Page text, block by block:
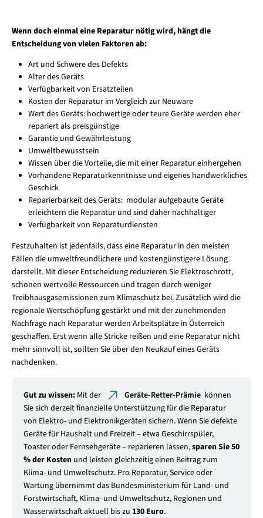
Wenn doch einmal eine Reparatur nötig wird, hängt die
Entscheidung von vielen Faktoren ab:
Art und Schwere des Defekts
Alter des Geräts
Verfügbarkeit von Ersatzteilen
Kosten der Reparatur im Vergleich zur Neuware
Wert des Geräts: hochwertige oder teure Geräte werden eher
repariert als preisgünstige
Garantie und Gewährleistung
Umweltbewusstsein
Wissen über die Vorteile, die mit einer Reparatur einhergehen
Vorhandene Reparaturkenntnisse und eigenes handwerkliches
Geschick
Reparierbarkeit des Geräts: modular aufgebaute Geräte
erleichtern die Reparatur und sind daher nachhaltiger
Verfügbarkeit von Reparaturdiensten
Festzuhalten ist jedenfalls, dass eine Reparatur in den meisten
Fällen die umweltfreundlichere und kostengünstigere Lösung
darstellt. Mit dieser Entscheidung reduzieren Sie Elektroschrott,
schonen wertvolle Ressourcen und tragen durch weniger
Treibhausgasemissionen zum Klimaschutz bei. Zusätzlich wird die
regionale Wertschöpfung gestärkt und mit der zunehmenden
Nachfrage nach Reparatur werden Arbeitsplätze in Österreich
geschaffen. Erst wenn alle Stricke reißen und eine Reparatur nicht
mehr sinnvoll ist, sollten Sie über den Neukauf eines Geräts
nachdenken.
Gut zu wissen: Mit der Geräte-Retter-Prämie können
Sie sich derzeit finanzielle Unterstützung für die Reparatur
von Elektro- und Elektronikgeräten sichern. Wenn Sie defekte
Geräte für Haushalt und Freizeit – etwa Geschirrspüler,
Toaster oder Fernsehgeräte – reparieren lassen,sparen Sie50
% der Kostenund leisten gleichzeitig einen Beitrag zum
Klima- und Umweltschutz. Pro Reparatur, Service oder
Wartung übernimmt das Bundesministerium für Land- und
Forstwirtschaft, Klima- und Umweltschutz, Regionen und
Wasserwirtschaft aktuell bis zu 130 Euro.